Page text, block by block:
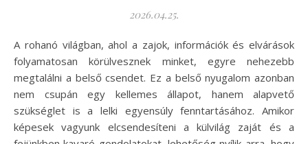
2026.04.25.
A rohanó világban, ahol a zajok, információk és elvárások
folyamatosan körülvesznek minket, egyre nehezebb
megtalálni a belső csendet. Ez a belső nyugalom azonban
nem csupán egy kellemes állapot, hanem alapvető
szükséglet is a lelki egyensúly fenntartásához. Amikor
képesek vagyunk elcsendesíteni a külvilág zaját és a